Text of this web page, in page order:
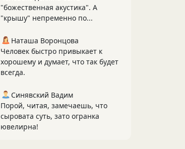
"божественная акустика". А
"крышу" непременно по...
Наташа Воронцова
Человек быстро привыкает к
хорошему и думает, что так будет
всегда.
Синявский Вадим
Порой, читая, замечаешь, что
сыровата суть, зато огранка
ювелирна!